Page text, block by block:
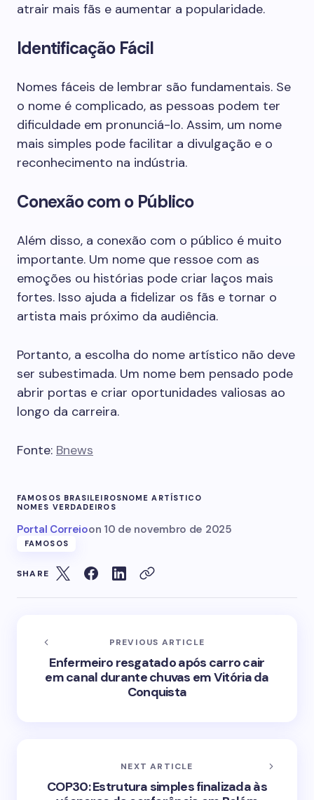
atrair mais fãs e aumentar a popularidade.
Identificação Fácil
Nomes fáceis de lembrar são fundamentais. Se
o nome é complicado, as pessoas podem ter
dificuldade em pronunciá-lo. Assim, um nome
mais simples pode facilitar a divulgação e o
reconhecimento na indústria.
Conexão com o Público
Além disso, a conexão com o público é muito
importante. Um nome que ressoe com as
emoções ou histórias pode criar laços mais
fortes. Isso ajuda a fidelizar os fãs e tornar o
artista mais próximo da audiência.
Portanto, a escolha do nome artístico não deve
ser subestimada. Um nome bem pensado pode
abrir portas e criar oportunidades valiosas ao
longo da carreira.
Fonte: Bnews
FAMOSOS BRASILEIROSNOME ARTÍSTICO
NOMES VERDADEIROS
Portal Correioon 10 de novembro de 2025
FAMOSOS
SHARE
PREVIOUS ARTICLE
Enfermeiro resgatado após carro cair
em canal durante chuvas em Vitória da
Conquista
NEXT ARTICLE
COP30: Estrutura simples finalizada às